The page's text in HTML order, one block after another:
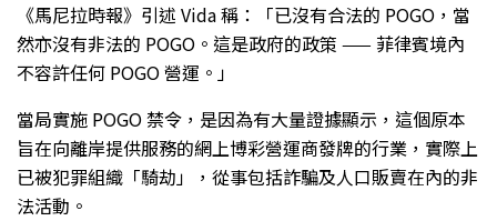
《馬尼拉時報》引述 Vida 稱：「已沒有合法的 POGO，當
然亦沒有非法的 POGO。這是政府的政策 —— 菲律賓境內
不容許任何 POGO 營運。」
當局實施 POGO 禁令，是因為有大量證據顯示，這個原本
旨在向離岸提供服務的網上博彩營運商發牌的行業，實際上
已被犯罪組織「騎劫」，從事包括詐騙及人口販賣在內的非
法活動。